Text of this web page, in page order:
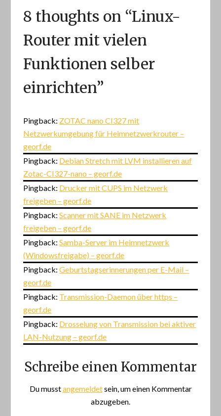
8 thoughts on “Linux-
Router mit vielen
Funktionen selber
einrichten”
Pingback: ZOTAC nano CI327 mit
Netzwerkumgebung für Heimnetzwerkrouter –
georf.de
Pingback: Debian Stretch mit LVM installieren auf
Zotac-CI327-nano – georf.de
Pingback: Drucker mit CUPS im Netzwerk
freigeben – georf.de
Pingback:Scanner mit SANE im Netzwerk
freigeben – georf.de
Pingback:Samba-Server im Heimnetzwerk
(Windowsfreigabe) – georf.de
Pingback:Geburtstagserinnerungen per E-Mail –
georf.de
Pingback: Transmission-Daemon über https –
georf.de
Pingback: Drosselung von Transmission bei aktiver
LAN-Nutzung – georf.de
Schreibe einen Kommentar
Du musstangemeldetsein, um einen Kommentar
abzugeben.